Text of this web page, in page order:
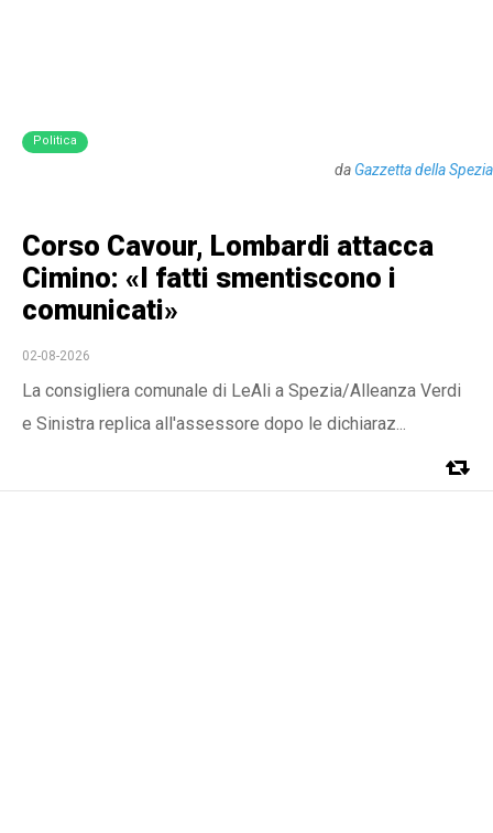
Politica
da Gazzetta della Spezia
Corso Cavour, Lombardi attacca
Cimino: «I fatti smentiscono i
comunicati»
02-08-2026
La consigliera comunale di LeAli a Spezia/Alleanza Verdi
e Sinistra replica all'assessore dopo le dichiaraz...